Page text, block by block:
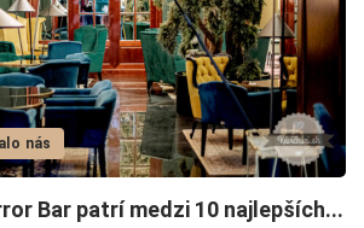
nás
Bar patrí medzi 10 najlepších...